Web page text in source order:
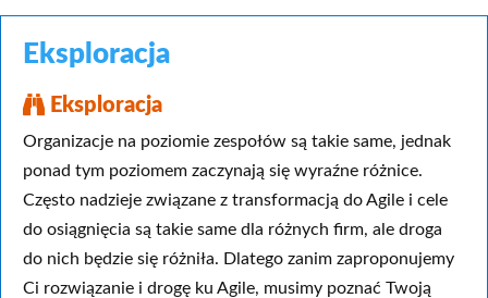
Eksploracja
Eksploracja
Organizacje na poziomie zespołów są takie same, jednak
ponad tym poziomem zaczynają się wyraźne różnice.
Często nadzieje związane z transformacją do Agile i cele
do osiągnięcia są takie same dla różnych firm, ale droga
do nich będzie się różniła. Dlatego zanim zaproponujemy
Ci rozwiązanie i drogę ku Agile, musimy poznać Twoją